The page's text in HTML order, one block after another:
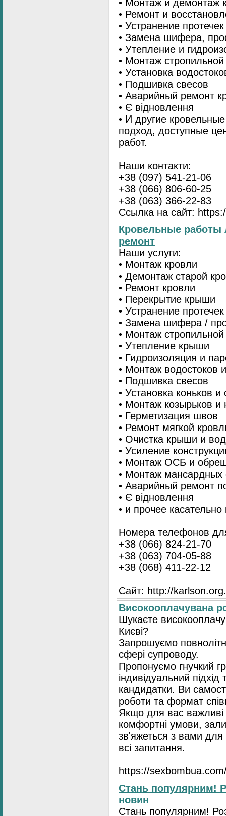
• Монтаж и демонтаж
• Ремонт и
• Устранение протечек
• Замена шифера,
• Утепление и
• Монтаж
• Установка
• Подшивка свесов
• Аварийный ремонт
• Є відновлення
• И другие
подход, доступные
работ.
Наши контакти:
+38 (097) 541-21-06
+38 (066) 806-60-25
+38 (063) 366-22-83
Ссылка на сайт:
Кровельные
ремонт
Наши услуги:
• Монтаж кровли
• Демонтаж старой
• Ремонт кровли
• Перекрытие крыши
• Устранение протечек
• Замена шифера /
• Монтаж
• Утепление крыши
• Гидроизоляция и
• Монтаж водостоков
• Подшивка свесов
• Установка коньков и
• Монтаж козырьков и
• Герметизация швов
• Ремонт мягкой
• Очистка крыши и
• Усиление
• Монтаж ОСБ и
• Монтаж мансардных
• Аварийный ремонт
• Є відновлення
• и прочее
Номера телефонов
+38 (066) 824-21-70
+38 (063) 704-05-88
+38 (068) 411-22-12
Сайт: http://
Високооплачувана
Шукаєте
Києві?
Запрошуємо
сфері супроводу.
Пропонуємо гнучкий
індивідуальний
кандидатки. Ви
роботи та формат
Якщо для вас важливі
комфортні умови,
зв'яжеться з вами для
всі запитання.
https://
Стань популярним!
новин
Стань популярним!